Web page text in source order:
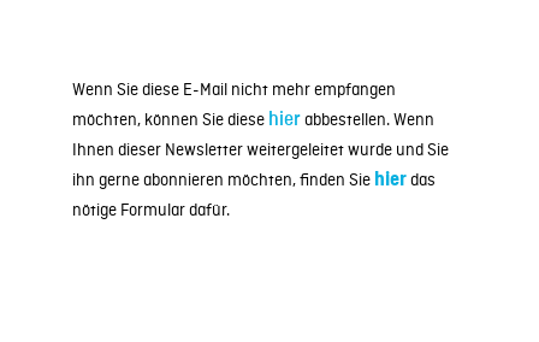
Wenn Sie diese E-Mail nicht mehr empfangen
möchten, können Sie diese hierabbestellen. Wenn
Ihnen dieser Newsletter weitergeleitet wurde und Sie
ihn gerne abonnieren möchten, finden Sie hierdas
nötige Formular dafür.